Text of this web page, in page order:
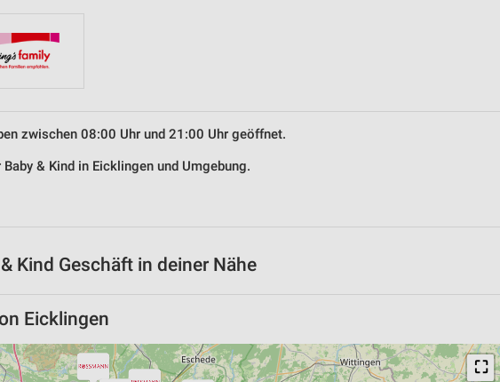
zwischen 08:00 Uhr und 21:00 Uhr geöffnet.
& Kind in Eicklingen und Umgebung.
Kind Geschäft in deiner Nähe
Eicklingen
⛶